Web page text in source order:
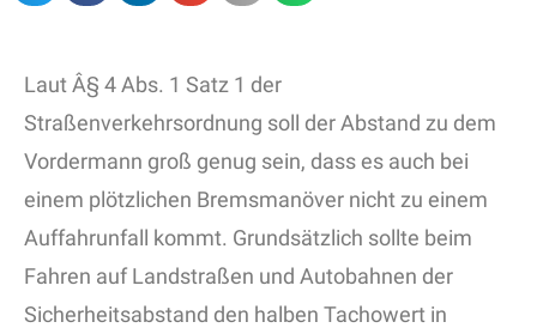
Laut Â§ 4 Abs. 1 Satz 1 der
Straßenverkehrsordnung soll der Abstand zu dem
Vordermann groß genug sein, dass es auch bei
einem plötzlichen Bremsmanöver nicht zu einem
Auffahrunfall kommt. Grundsätzlich sollte beim
Fahren auf Landstraßen und Autobahnen der
Sicherheitsabstand den halben Tachowert in